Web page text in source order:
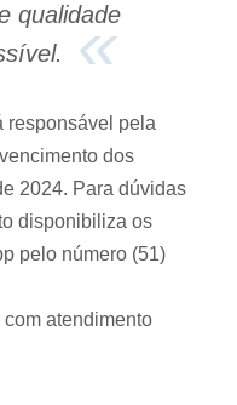
qualidade
responsável pela
dos
2024. Para dúvidas
disponibiliza os
pelo número (51)
com atendimento